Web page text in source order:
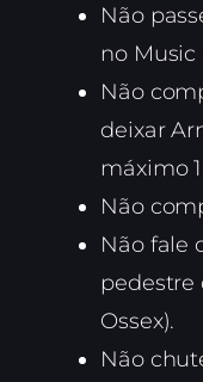
Não
no Music
Não
deixar
máximo
Não
Não fale
pedestre
Ossex).
Não